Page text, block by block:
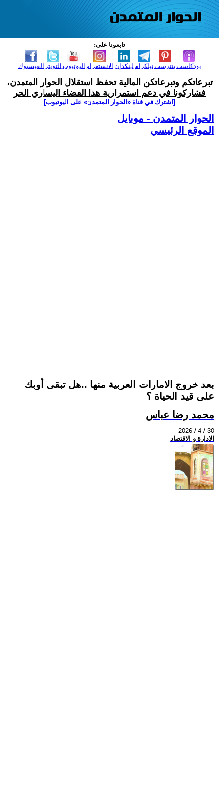
تابعونا على:
الفيسبوك التويتر اليوتيوب الانستغرام لينكدإن تيلكرامبنترست بودكاست
تبرعاتكم وتبرعاتكن المالية تحفظ استقلال الحوار المتمدن،
فشاركونا في دعم استمرارية هذا الفضاء اليساري الحر
[اشترك في قناة ‫«الحوار المتمدن» على اليوتيوب]
الحوار المتمدن - موبايل
الموقع الرئيسي
بعد خروج الامارات العربية منها ..هل تبقى أوبك
على قيد الحياة ؟
محمد رضا عباس
2026 / 4 / 30
الادارة و الاقتصاد